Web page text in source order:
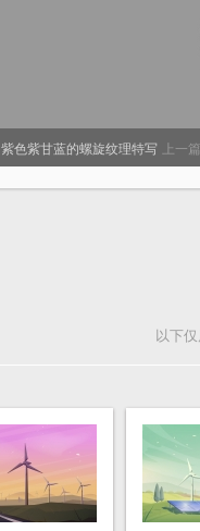
紫色紫甘蓝的螺旋纹理特写 上一篇
以下